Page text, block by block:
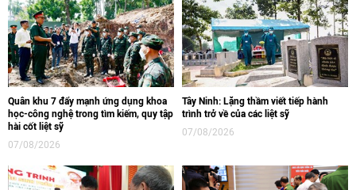
Quân khu 7 đẩy mạnh ứng dụng khoa
học-công nghệ trong tìm kiếm, quy tập
hài cốt liệt sỹ
07/08/2026
Tây Ninh: Lặng thầm viết tiếp hành
trình trở về của các liệt sỹ
07/08/2026